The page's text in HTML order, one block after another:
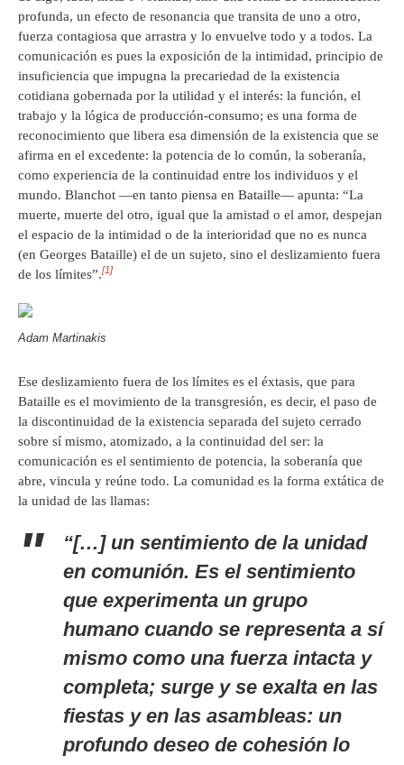
profunda, un efecto de resonancia que transita de uno a otro,
fuerza contagiosa que arrastra y lo envuelve todo y a todos. La
comunicación es pues la exposición de la intimidad, principio de
insuficiencia que impugna la precariedad de la existencia
cotidiana gobernada por la utilidad y el interés: la función, el
trabajo y la lógica de producción-consumo; es una forma de
reconocimiento que libera esa dimensión de la existencia que se
afirma en el excedente: la potencia de lo común, la soberanía,
como experiencia de la continuidad entre los individuos y el
mundo. Blanchot —en tanto piensa en Bataille— apunta: “La
muerte, muerte del otro, igual que la amistad o el amor, despejan
el espacio de la intimidad o de la interioridad que no es nunca
(en Georges Bataille) el de un sujeto, sino el deslizamiento fuera
de los límites”.[1]
Adam Martinakis
Ese deslizamiento fuera de los límites es el éxtasis, que para
Bataille es el movimiento de la transgresión, es decir, el paso de
la discontinuidad de la existencia separada del sujeto cerrado
sobre sí mismo, atomizado, a la continuidad del ser: la
comunicación es el sentimiento de potencia, la soberanía que
abre, vincula y reúne todo. La comunidad es la forma extática de
la unidad de las llamas:
“[…] un sentimiento de la unidad
en comunión. Es el sentimiento
que experimenta un grupo
humano cuando se representa a sí
mismo como una fuerza intacta y
completa; surge y se exalta en las
fiestas y en las asambleas: un
profundo deseo de cohesión lo